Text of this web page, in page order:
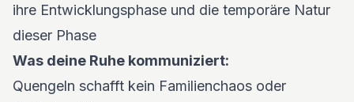
ihre Entwicklungsphase und die temporäre Natur
dieser Phase
Was deine Ruhe kommuniziert:
Quengeln schafft kein Familienchaos oder